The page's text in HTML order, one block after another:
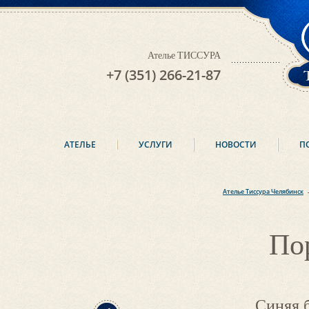
Ателье Тиссура Челябинск
Синяя
Ателье ТИССУРА
+7 (351) 266-21-87
АТЕЛЬЕ УСЛУГИ НОВОСТИ